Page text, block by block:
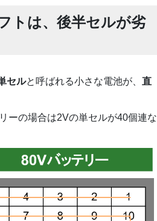
トは、後半セルが劣
セルと呼ばれる小さな電池が、 直
ーの場合は2Vの単セルが40個連な